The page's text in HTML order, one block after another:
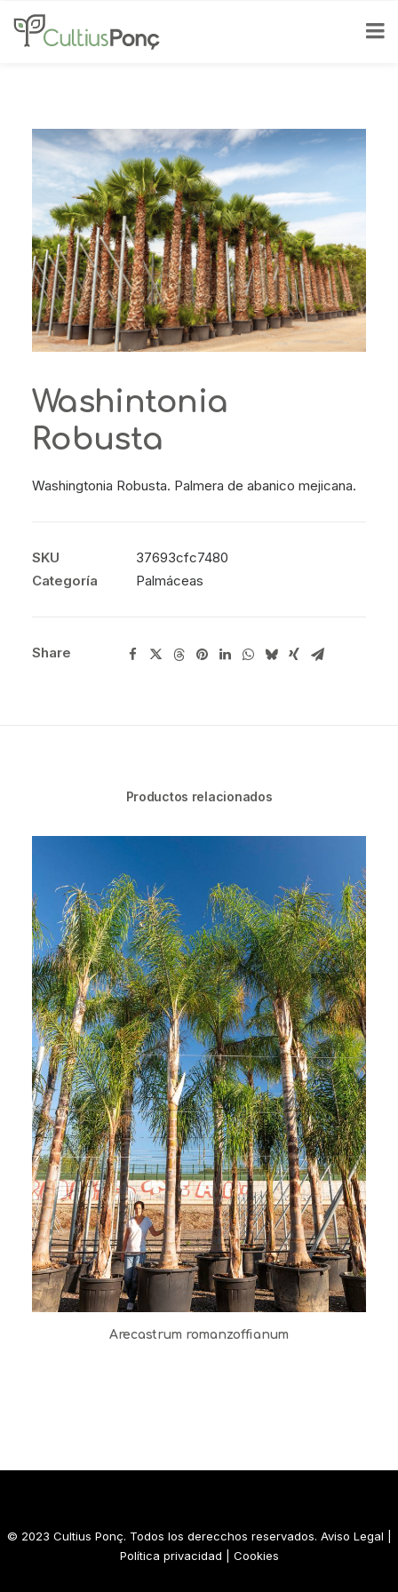
Washintonia
Robusta
Washingtonia Robusta. Palmera de abanico mejicana.
SKU
37693cfc7480
Categoría
Palmáceas
Share
Productos relacionados
Arecastrum romanzoffianum
© 2023 Cultius Ponç. Todos los derecchos reservados. Aviso Legal
Política privacidad
Cookies